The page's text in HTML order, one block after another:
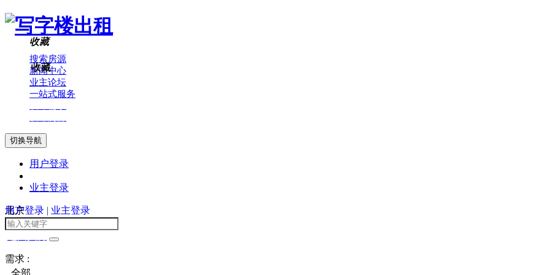
搜索房源
新闻中心
业主论坛
一站式服务
切换导航
用户登录
业主登录
用户登录 | 业主登录
北京
需求 :
全部
收藏
收藏
收藏
收藏
收藏
收藏